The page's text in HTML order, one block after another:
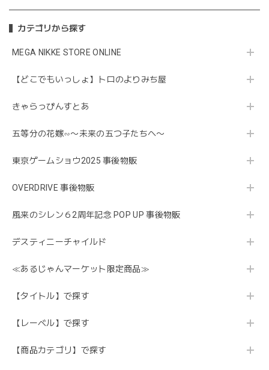
カテゴリから探す
MEGA NIKKE STORE ONLINE
【どこでもいっしょ】トロのよりみち屋
きゃらっぴんすとあ
五等分の花嫁∽〜未来の五つ子たちへ〜
東京ゲームショウ2025 事後物販
OVERDRIVE 事後物販
風来のシレン６2周年記念 POP UP 事後物販
デスティニーチャイルド
≪あるじゃんマーケット限定商品≫
【タイトル】で探す
【レーベル】で探す
【商品カテゴリ】で探す